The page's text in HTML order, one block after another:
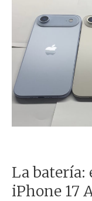
La batería:
iPhone 17